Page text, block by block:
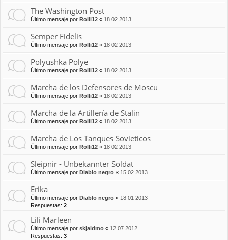
The Washington Post
Último mensaje por Rolli12 « 18 02 2013
Semper Fidelis
Último mensaje por Rolli12 « 18 02 2013
Polyushka Polye
Último mensaje por Rolli12 « 18 02 2013
Marcha de los Defensores de Moscu
Último mensaje por Rolli12 « 18 02 2013
Marcha de la Artillería de Stalin
Último mensaje por Rolli12 « 18 02 2013
Marcha de Los Tanques Sovieticos
Último mensaje por Rolli12 « 18 02 2013
Sleipnir - Unbekannter Soldat
Último mensaje por Diablo negro « 15 02 2013
Erika
Último mensaje por Diablo negro « 18 01 2013
Respuestas: 2
Lili Marleen
Último mensaje por skjaldmo « 12 07 2012
Respuestas: 3